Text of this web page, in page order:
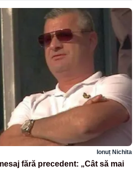
Ionuț Nichita
fără precedent: „Cât să mai